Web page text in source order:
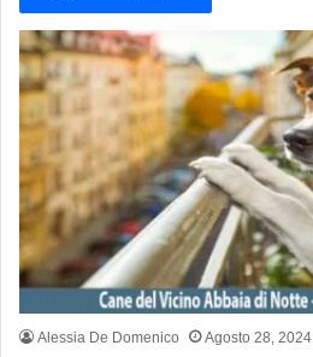
Alessia De Domenico Agosto 28, 2024